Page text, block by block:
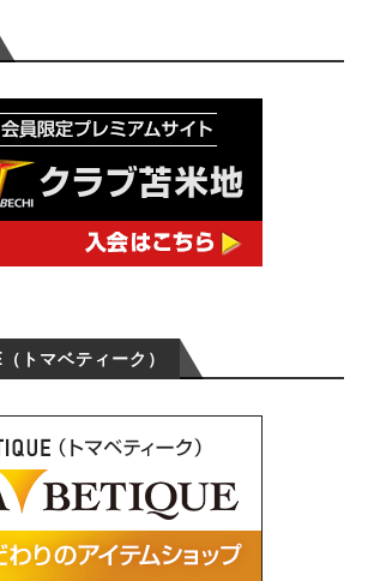
トマベティーク）